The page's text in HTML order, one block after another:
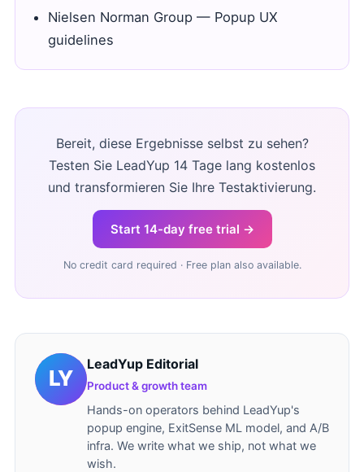
Nielsen Norman Group — Popup UX
guidelines
Bereit, diese Ergebnisse selbst zu sehen?
Testen Sie LeadYup 14 Tage lang kostenlos
und transformieren Sie Ihre Testaktivierung.
Start 14-day free trial →
No credit card required · Free plan also available.
LeadYup Editorial
Product & growth team
Hands-on operators behind LeadYup's
popup engine, ExitSense ML model, and A/B
infra. We write what we ship, not what we
wish.